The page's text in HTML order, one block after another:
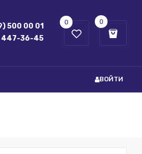
500 00 01
447-36-45
0 0
ВОЙТИ